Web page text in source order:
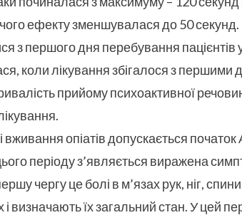
ефекту зменшувалася до 50 секунд.
з першого дня перебування пацієнтів
коли лікування збігалося з першими
прийому психоактивної
опіатів допускається початок
періоду з’являється виражена
чергу це болі в м’язах рук, ніг,
визначають їх загальний стан. У цей